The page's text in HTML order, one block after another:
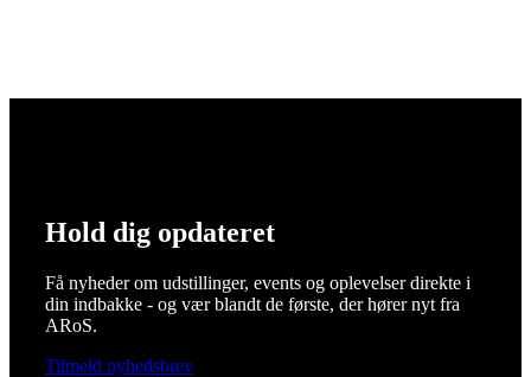
Hold dig opdateret
Få nyheder om udstillinger, events og oplevelser direkte i
din indbakke - og vær blandt de første, der hører nyt fra
ARoS.
Tilmeld nyhedsbrev